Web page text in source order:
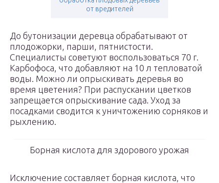
от вредителей
До бутонизации деревца обрабатывают от
плодожорки, парши, пятнистости.
Специалисты советуют воспользоваться 70 г.
Карбофоса, что добавляют на 10 л тепловатой
воды. Можно ли опрыскивать деревья во
время цветения? При распускании цветков
запрещается опрыскивание сада. Уход за
посадками сводится к уничтожению сорняков и
рыхлению.
Борная кислота для здорового урожая
Исключение составляет борная кислота, что